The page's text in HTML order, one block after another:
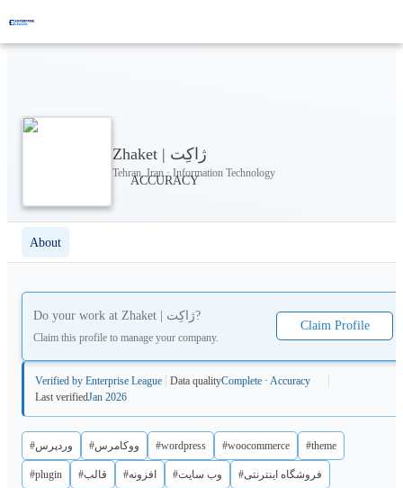
Zhaket | ژاکِت
Tehran, Iran · Information Technology
About
Do your work at Zhaket | ژاکِت?
Claim this profile to manage your company.
Claim Profile
Verified by Enterprise League Data qualityComplete · Accuracy
Last verifiedJan 2026
#وردپرس #ووکامرس #wordpress #woocommerce #theme
#plugin #قالب #افزونه #وب سایت #فروشگاه اینترنتی